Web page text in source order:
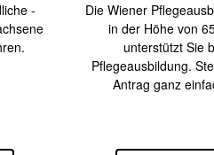
-
Die Wiener
in der Höhe von
unterstützt Sie
Pflegeausbildung.
Antrag ganz